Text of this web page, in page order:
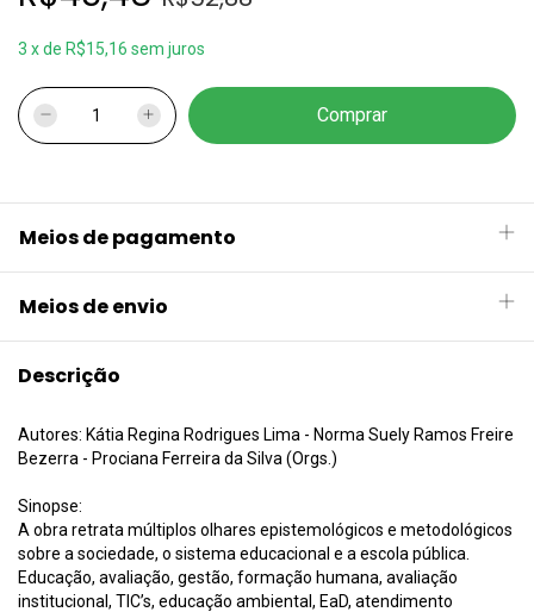
3 xde R$15,16 sem juros
Meios de pagamento
Meios de envio
Descrição
Autores: Kátia Regina Rodrigues Lima - Norma Suely Ramos Freire
Bezerra - Prociana Ferreira da Silva (Orgs.)
Sinopse:
A obra retrata múltiplos olhares epistemológicos e metodológicos
sobre a sociedade, o sistema educacional e a escola pública.
Educação, avaliação, gestão, formação humana, avaliação
institucional, TIC’s, educação ambiental, EaD, atendimento